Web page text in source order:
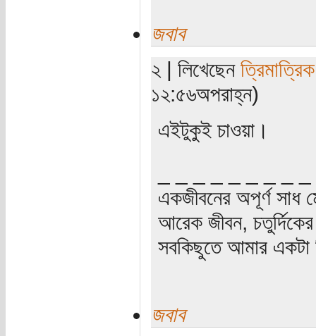
জবাব
২ | লিখেছেন
১২:৫৬অপরাহ্ন)
এইটুকুই চাওয়া।
একজীবনের অপূর্ণ সাধ
আরেক জীবন, চতুর্দিকের
সবকিছুতে আমার একটা
জবাব